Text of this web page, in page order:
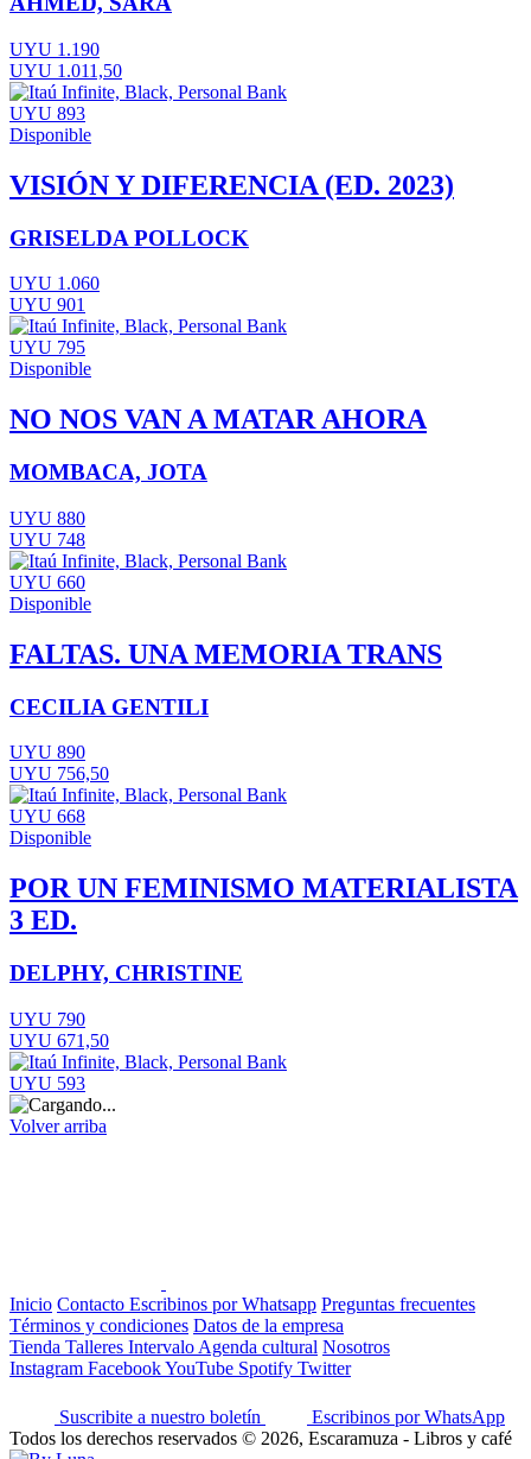
UYU 1.190
UYU 1.011,50
UYU 893
Disponible
VISIÓN Y DIFERENCIA (ED. 2023)
GRISELDA POLLOCK
UYU 1.060
UYU 901
UYU 795
Disponible
NO NOS VAN A MATAR AHORA
MOMBACA, JOTA
UYU 880
UYU 748
UYU 660
Disponible
FALTAS. UNA MEMORIA TRANS
CECILIA GENTILI
UYU 890
UYU 756,50
UYU 668
Disponible
POR UN FEMINISMO MATERIALISTA
3 ED.
DELPHY, CHRISTINE
UYU 790
UYU 671,50
UYU 593
Volver arriba
Inicio Contacto Escribinos por Whatsapp Preguntas frecuentes
Términos y condiciones Datos de la empresa
Tienda Talleres Intervalo Agenda cultural Nosotros
Instagram FacebookYouTube Spotify Twitter
Suscribite a nuestro boletín
Escribinos por WhatsApp
Todos los derechos reservados © 2026, Escaramuza - Libros y café